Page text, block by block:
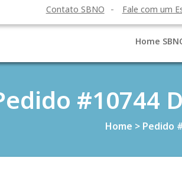
Contato SBNO Fale com um
Home
#10744
Home > Pedido